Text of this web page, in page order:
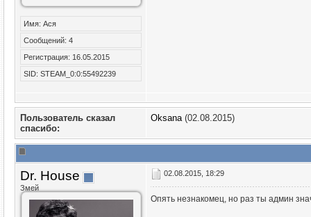
Имя: Ася
Сообщений: 4
Регистрация: 16.05.2015
SID: STEAM_0:0:55492239
Пользователь сказал
cпасибо:
Oksana(02.08.2015)
Dr. House
Змей
02.08.2015, 18:29
Опять незнакомец, но раз ты админ